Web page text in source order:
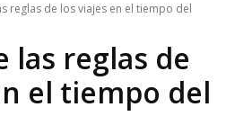
reglas de los viajes en el tiempo del
las reglas de
el tiempo del